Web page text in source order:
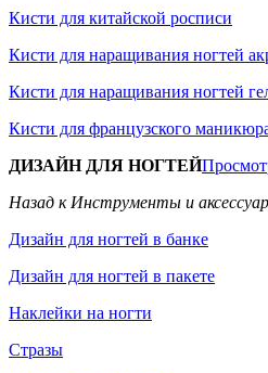
Кисти для китайской росписи
Кисти для наращивания ногтей
Кисти для наращивания ногтей
Кисти для французского
ДИЗАЙН ДЛЯ НОГТЕЙ
Назад к Инструменты и
Дизайн для ногтей в банке
Дизайн для ногтей в пакете
Наклейки на ногти
Стразы